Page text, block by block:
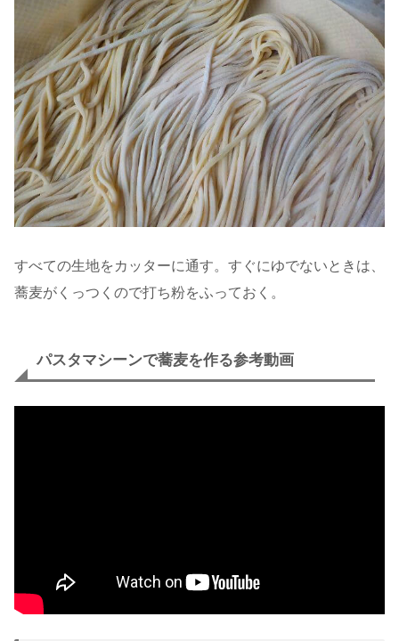
すべての生地をカッターに通す。すぐにゆでないときは、
蕎麦がくっつくので打ち粉をふっておく。
パスタマシーンで蕎麦を作る参考動画